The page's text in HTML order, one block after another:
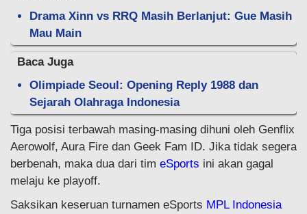
Drama Xinn vs RRQ Masih Berlanjut: Gue Masih
Mau Main
Baca Juga
Olimpiade Seoul: Opening Reply 1988 dan
Sejarah Olahraga Indonesia
Tiga posisi terbawah masing-masing dihuni oleh Genflix
Aerowolf, Aura Fire dan Geek Fam ID. Jika tidak segera
berbenah, maka dua dari tim eSports ini akan gagal
melaju ke playoff.
Saksikan keseruan turnamen eSports MPL Indonesia